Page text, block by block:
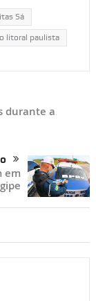
Sá
litoral paulista
durante a
em